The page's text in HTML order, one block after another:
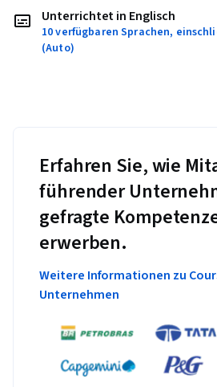
Unterrichtet in Englisch
10 verfügbaren Sprachen,
(Auto)
Erfahren Sie, wie
führender
gefragte
erwerben.
Weitere Informationen zu
Unternehmen